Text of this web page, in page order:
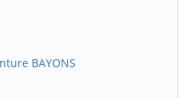
BAYONS